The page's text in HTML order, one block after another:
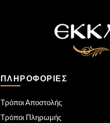
ΠΛΗΡΟΦΟΡΊΕΣ
Τρόποι Αποστολής
Τρόποι Πληρωμής